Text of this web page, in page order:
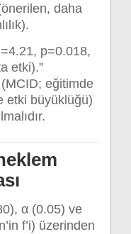
daha
p=0.018,
etki).”
(MCID; eğitimde
etki büyüklüğü)
α (0.05) ve
f’i) üzerinden